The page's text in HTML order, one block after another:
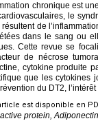
chronique est
le
de
dans le sang ou
Cette revue se
de nécrose
cytokine produite
que les
du DT2,
est disponible en
protein,